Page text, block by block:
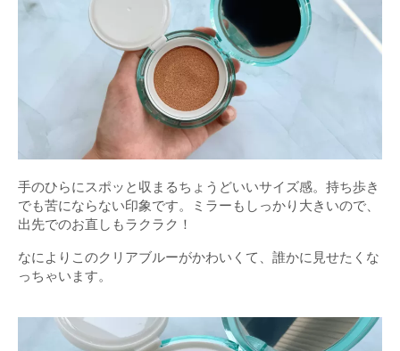
手のひらにスポッと収まるちょうどいいサイズ感。持ち歩き
でも苦にならない印象です。ミラーもしっかり大きいので、
出先でのお直しもラクラク！
なによりこのクリアブルーがかわいくて、誰かに見せたくな
っちゃいます。